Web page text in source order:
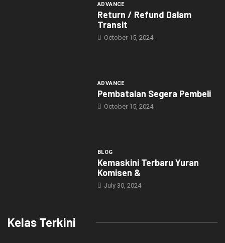
ADVANCE
Return / Refund Dalam
Transit
October 15, 2024
ADVANCE
Pembatalan Segera Pembeli
October 15, 2024
BLOG
Kemaskini Terbaru Yuran
Komisen &
July 30, 2024
Kelas Terkini